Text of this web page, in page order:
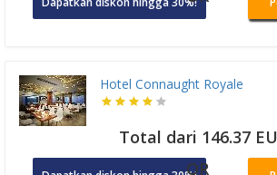
Hotel Connaught Royale
Total dari 146.37
OR